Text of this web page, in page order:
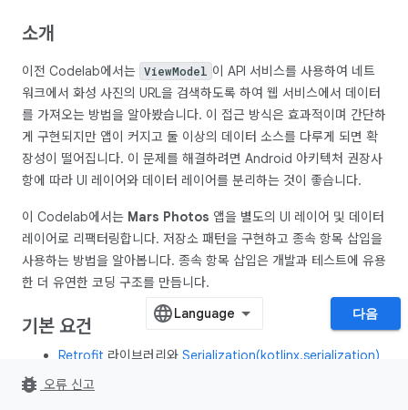
소개
이전 Codelab에서는 ViewModel 이 API 서비스를 사용하여 네트
워크에서 화성 사진의 URL을 검색하도록 하여 웹 서비스에서 데이터
를 가져오는 방법을 알아봤습니다. 이 접근 방식은 효과적이며 간단하
게 구현되지만 앱이 커지고 둘 이상의 데이터 소스를 다루게 되면 확
장성이 떨어집니다. 이 문제를 해결하려면 Android 아키텍처 권장사
항에 따라 UI 레이어와 데이터 레이어를 분리하는 것이 좋습니다.
이 Codelab에서는 Mars Photos 앱을 별도의 UI 레이어 및 데이터
레이어로 리팩터링합니다. 저장소 패턴을 구현하고 종속 항목 삽입을
사용하는 방법을 알아봅니다. 종속 항목 삽입은 개발과 테스트에 유용
한 더 유연한 코딩 구조를 만듭니다.
기본 요건
Retrofit 라이브러리와 Serialization(kotlinx.serialization)
라이브러리를 사용하여 REST 웹 서비스에서 JSON을 검색하
다음
bug_report 오류 신고